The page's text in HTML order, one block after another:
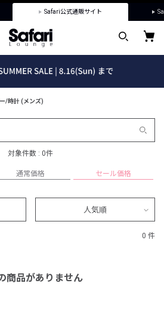
Safari公式通販サイト
/時計 (メンズ)
対象件数 : 0件
通常価格 セール価格
人気順
0 件
商品がありません